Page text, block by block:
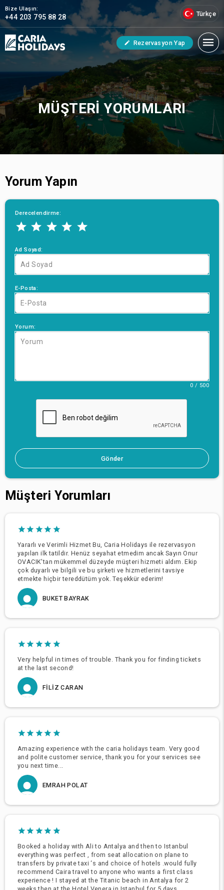
Bize Ulaşın:
+44 203 795 88 28 Türkçe
Rezervasyon Yap
MÜŞTERI YORUMLARI
Yorum Yapın
Derecelendirme:
Ad Soyad:
E-Posta:
Yorum:
0 / 500
Gönder
Müşteri Yorumları
Yararlı ve Verimli Hizmet Bu, Caria Holidays ile rezervasyon
yapılan ilk tatildir. Henüz seyahat etmedim ancak Sayın Onur
OVACIK'tan mükemmel düzeyde müşteri hizmeti aldım. Ekip
çok duyarlı ve bilgili ve bu şirketi ve hizmetlerini tavsiye
etmekte hiçbir tereddütüm yok. Teşekkür ederim!
BUKET BAYRAK
Very helpful in times of trouble. Thank you for finding tickets
at the last second!
FILIZ CARAN
Amazing experience with the caria holidays team. Very good
and polite customer service, thank you for your services see
you next time...
EMRAH POLAT
Booked a holiday with Ali to Antalya and then to Istanbul
everything was perfect , from seat allocation on plane to
transfers by private taxi ‘s and choice of hotels .would fully
recommend Caira travel to anyone who wants a first class
experience ! I stayed at the Titanic beach in Antalya for 2